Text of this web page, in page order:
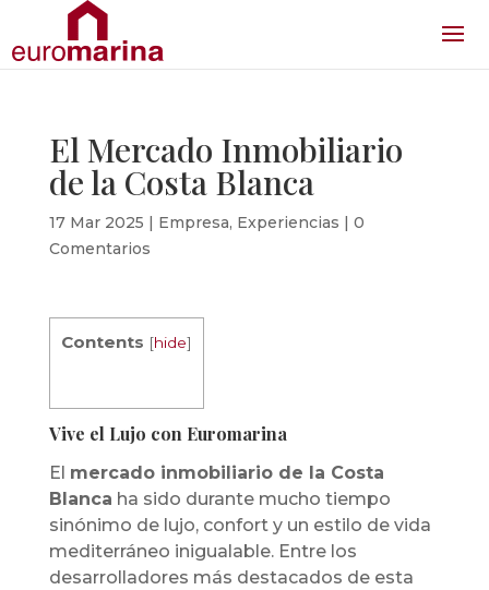
El Mercado Inmobiliario
de la Costa Blanca
17 Mar 2025 | Empresa, Experiencias | 0
Comentarios
Contents [hide]
Vive el Lujo con Euromarina
El mercado inmobiliario de la Costa
Blanca ha sido durante mucho tiempo
sinónimo de lujo, confort y un estilo de vida
mediterráneo inigualable. Entre los
desarrolladores más destacados de esta